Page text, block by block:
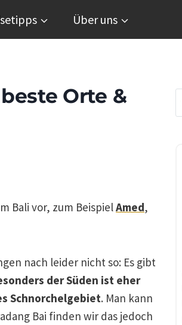
Über uns
Orte &
Bali vor, zum BeispielAmed,
nach leider nicht so: Es gibt
der Süden ist eher
Schnorchelgebiet. Man kann
Bai finden wir das jedoch